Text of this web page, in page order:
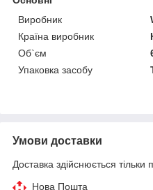
Виробник
Країна виробник
Об`єм
Упаковка засобу
Умови доставки
Доставка здійснюється тільки
Нова Пошта